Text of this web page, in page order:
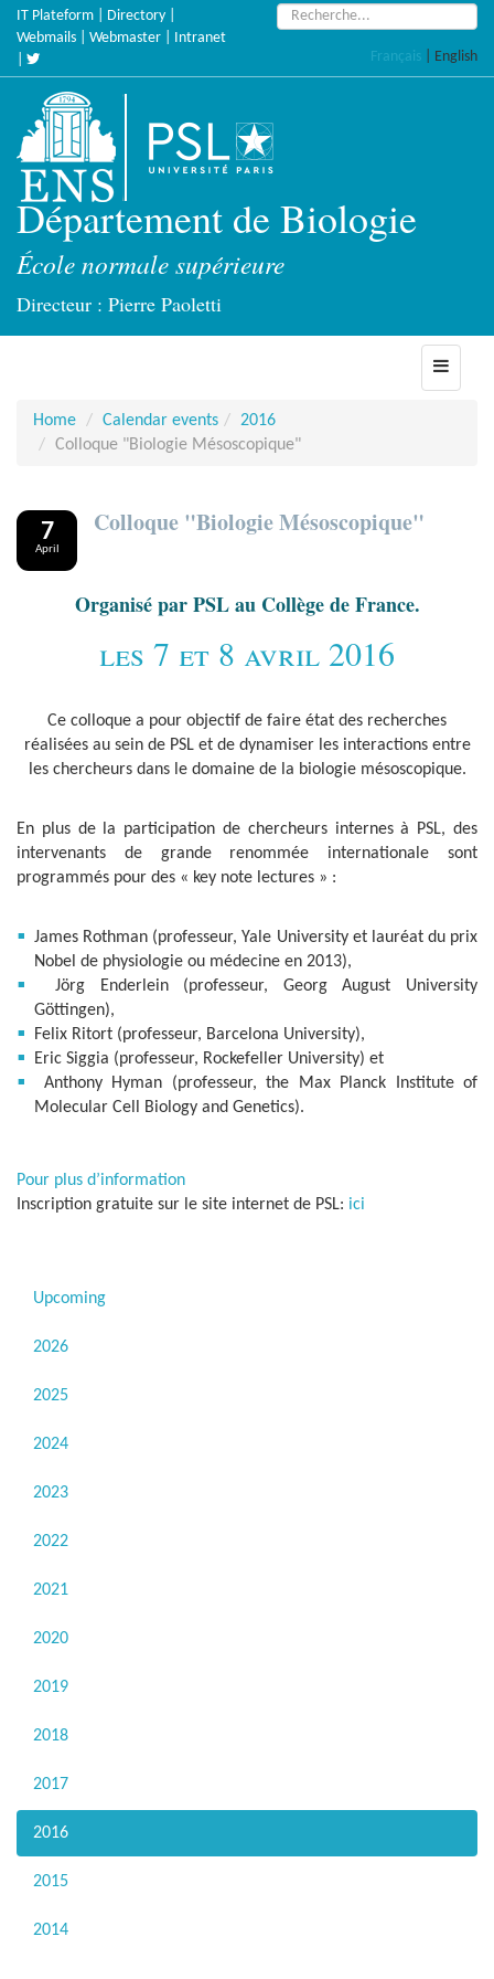
Skip
main
IT Plateform Directory
Webmails
Webmaster
Intranet
Search:
Français English
Département de Biologie
École normale supérieure
Directeur : Pierre Paoletti
Toggle
Home
Calendar events
2016
Colloque "Biologie Mésoscopique"
7
April
Colloque "Biologie Mésoscopique"
Organisé par PSL au Collège de France.
les 7 et 8 avril 2016
Ce colloque a pour objectif de faire état des recherches
réalisées au sein de PSL et de dynamiser les interactions entre
les chercheurs dans le domaine de la biologie mésoscopique.
En plus de la participation de chercheurs internes à PSL, des
intervenants de grande renommée internationale sont
programmés pour des « key note lectures » :
James Rothman (professeur, Yale University et lauréat du prix
Nobel de physiologie ou médecine en 2013),
Jörg Enderlein (professeur, Georg August University
Göttingen),
Felix Ritort (professeur, Barcelona University),
Eric Siggia (professeur, Rockefeller University) et
Anthony Hyman (professeur, the Max Planck Institute of
Molecular Cell Biology and Genetics).
Pour plus d’information
Inscription gratuite sur le site internet de PSL: ici
Upcoming
2026
2025
2024
2023
2022
2021
2020
2019
2018
2017
2016
2015
2014